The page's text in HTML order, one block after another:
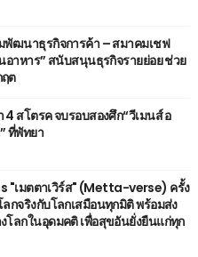
พัฒนาธุรกิจการค้า – สมาคมเชฟ
อาหาร” สนับสนุนธุรกิจรายย่อย ช่วย
ต
สโตรค จบรอบสองศึก“วีเมนส์ อ
ที่พัทยา
"เมตตาเวิร์ส" (Metta-verse) ครั้ง
กจริงกับโลกเสมือนทุกมิติ พร้อมส่ง
โลกในอุดมคติ เพื่อสุขอันยั่งยืนแก่ทุก